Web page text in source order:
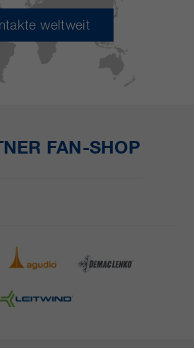
weltweit
FAN-SHOP